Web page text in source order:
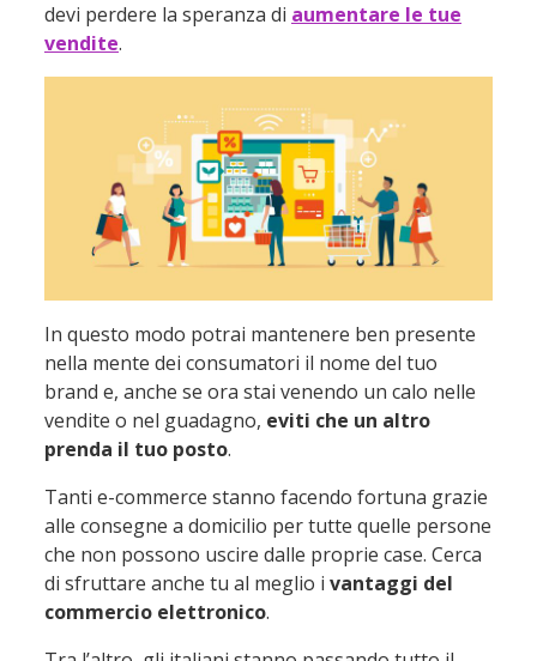
devi perdere la speranza di aumentare le tue
vendite.
In questo modo potrai mantenere ben presente
nella mente dei consumatori il nome del tuo
brand e, anche se ora stai venendo un calo nelle
vendite o nel guadagno, eviti che un altro
prenda il tuo posto.
Tanti e-commerce stanno facendo fortuna grazie
alle consegne a domicilio per tutte quelle persone
che non possono uscire dalle proprie case. Cerca
di sfruttare anche tu al meglio i vantaggi del
commercio elettronico.